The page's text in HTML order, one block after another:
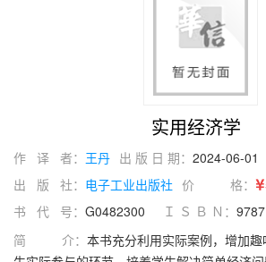
重知识的实用性，立足建构主义视角，构建
撞的知识建构情境，设计了完整的能力形成过
什么”和“怎么做”的问题，从生活入手，用通
学的各种规律及其应用，还原经济学“生活化”
富，趣味性强，讲解深入浅出，既可作为高
类专业“经济学基础”课程的教材，也可作为初
实用经济学
作 译 者： 王丹 出 版 日 期： 2024-06-01
出 版 社： 电子工业出版社 价 格：
书 代 号： G0482300 Ｉ Ｓ Ｂ Ｎ：
简 介： 本书充分利用实际案例，增加